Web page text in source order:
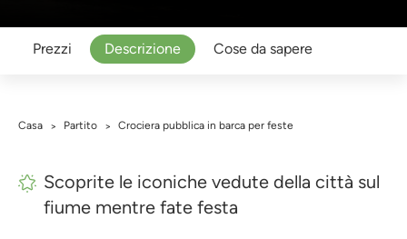
Prezzi Descrizione Cose da sapere
Casa > Partito > Crociera pubblica in barca per feste
Scoprite le iconiche vedute della città sul
fiume mentre fate festa